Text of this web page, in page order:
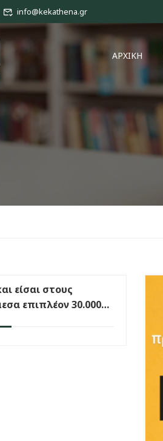
info@kekathena.gr
ΑΡΧΙΚΗ
είσαι στους
επιπλέον 30.000